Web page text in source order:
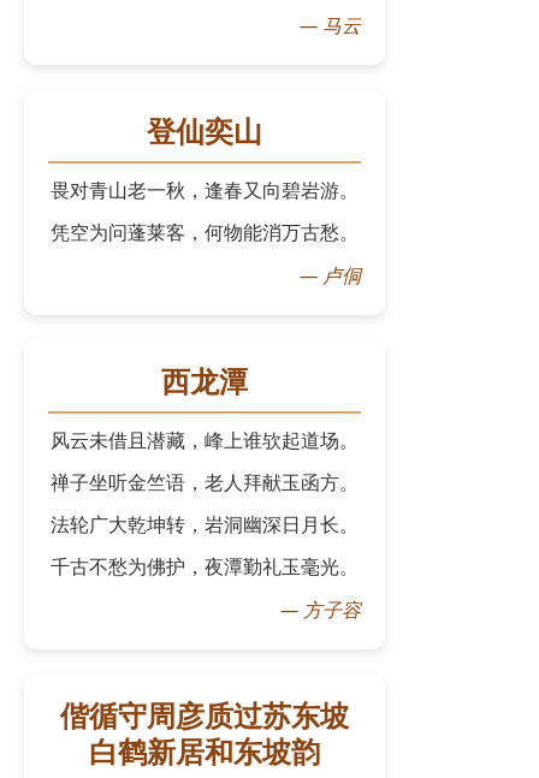
— 马云
登仙奕山
畏对青山老一秋，逢春又向碧岩游。
凭空为问蓬莱客，何物能消万古愁。
— 卢侗
西龙潭
风云未借且潜藏，峰上谁欤起道场。
禅子坐听金竺语，老人拜献玉函方。
法轮广大乾坤转，岩洞幽深日月长。
千古不愁为佛护，夜潭勤礼玉毫光。
— 方子容
偕循守周彦质过苏东坡
白鹤新居和东坡韵